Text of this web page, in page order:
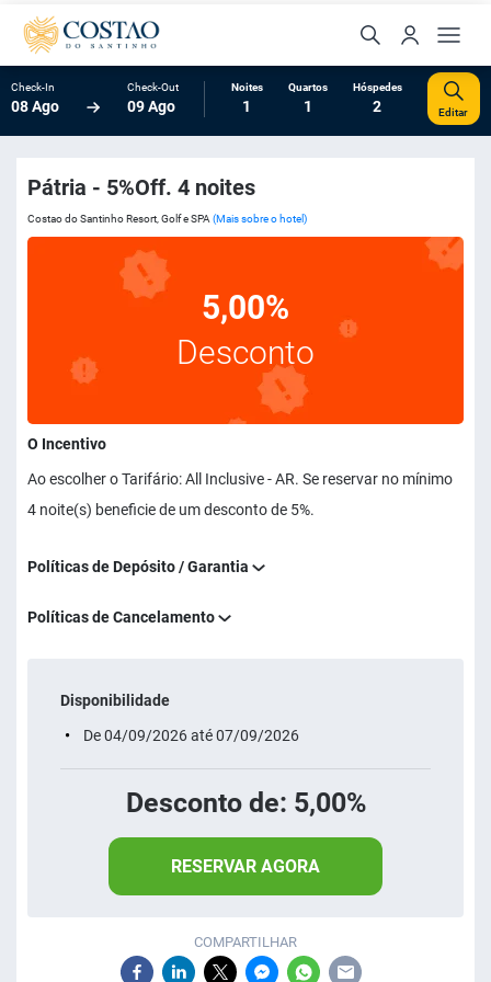
Check-In
08 Ago
Check-Out
09 Ago
Noites
1
Quartos
1
Hóspedes
2 Editar
Pátria - 5%Off. 4 noites
Costao do Santinho Resort, Golf e SPA (Mais sobre o hotel)
5,00%
Desconto
O Incentivo
Ao escolher o Tarifário: All Inclusive - AR. Se reservar no mínimo
4 noite(s) beneficie de um desconto de 5%.
Políticas de Depósito / Garantia
Políticas de Cancelamento
Disponibilidade
De 04/09/2026 até 07/09/2026
Desconto de: 5,00%
RESERVAR AGORA
COMPARTILHAR